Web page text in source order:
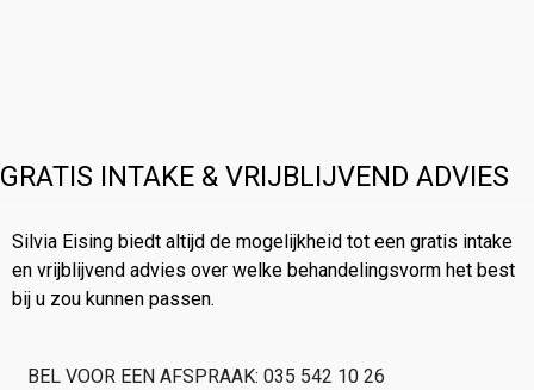
GRATIS INTAKE & VRIJBLIJVEND ADVIES
Silvia Eising biedt altijd de mogelijkheid tot een gratis intake
en vrijblijvend advies over welke behandelingsvorm het best
bij u zou kunnen passen.
BEL VOOR EEN AFSPRAAK: 035 542 10 26